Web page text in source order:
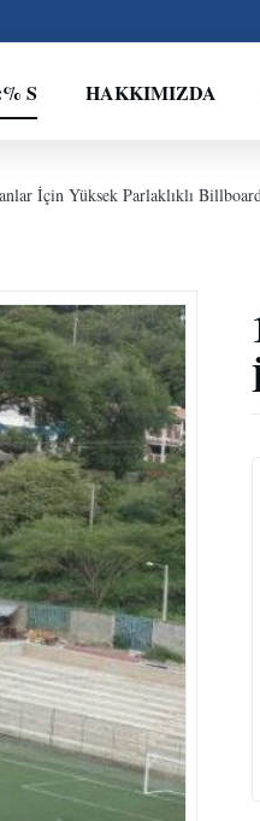
S HAKKIMIZDA
İçin Yüksek Parlaklıklı